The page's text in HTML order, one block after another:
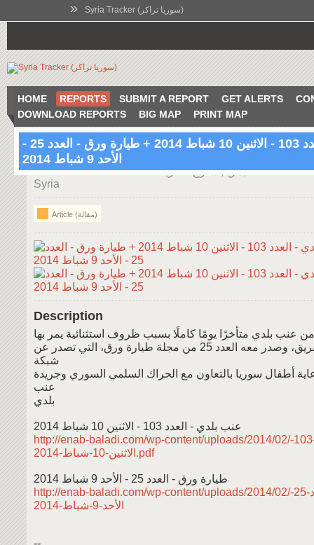
» Syria Tracker (سوريا تراكر)
HOME REPORTS SUBMIT A REPORT GET ALERTS
DOWNLOAD REPORTS
BIG MAP PRINT MAP
عنب بلدي - العدد 103 - الاثنين 10 شباط 2014 + طيارة ورق - العدد 25 -
الأحد 9 شباط 2014
12:13 Feb 10 2014
داريا, شارع الكازية, Hawsh al Balas, Rif Dimashq,
Syria
Article (مقالة)
Description
بعض أعضاء الفريق، وصدر معه العدد 25 من مجلة طيارة ورق، التي تصدر عن
شبكة
أطفال سوريا بالتعاون مع الحراك السلمي السوري وجريدة
عنب
بلدي
عنب بلدي - العدد 103 - الاثنين 10 شباط 2014
http://enab-baladi.com/wp-content/uploads/2014/02/عنب-بلدي-العدد-103-
الاثنين-10-شباط-2014.pdf
طيارة ورق - العدد 25 - الأحد 9 شباط 2014
http://enab-baladi.com/wp-content/uploads/2014/02/طيارة-ورق-العدد-25-
الأحد-9-شباط-2014